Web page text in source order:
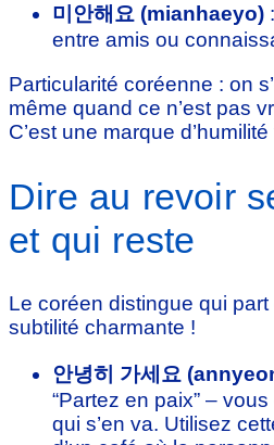
미안해요 (mianhaeyo)
entre amis ou
Particularité coréenne : on
même quand ce n’est pas
C’est une marque
Dire au revoir
et qui reste
Le coréen distingue qui
subtilité charmante !
안녕히 가세요
“Partez en paix” –
qui s’en va. Utilisez